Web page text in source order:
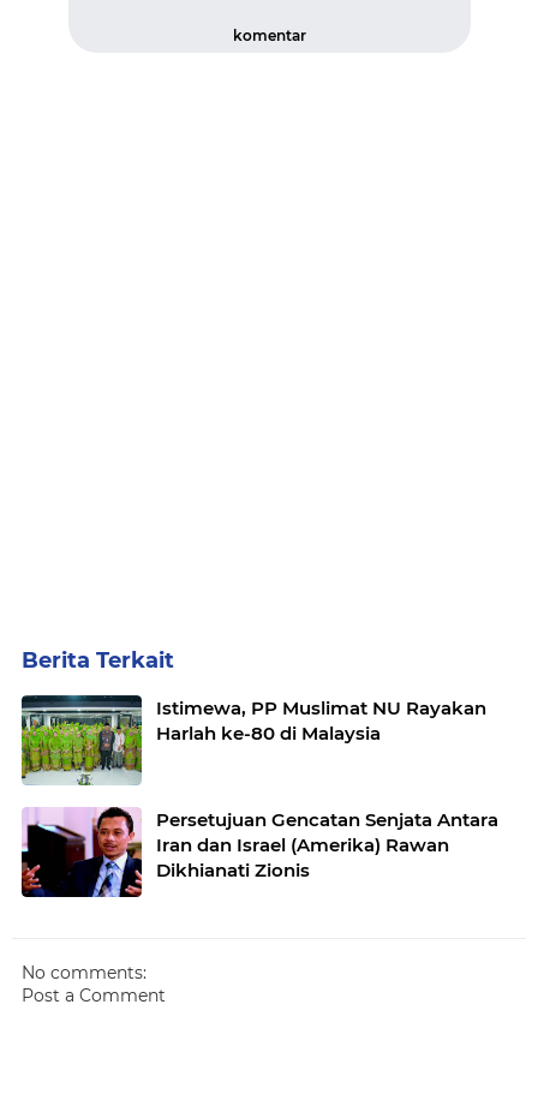
komentar
Berita Terkait
Istimewa, PP Muslimat NU Rayakan
Harlah ke-80 di Malaysia
Persetujuan Gencatan Senjata Antara
Iran dan Israel (Amerika) Rawan
Dikhianati Zionis
No comments:
Post a Comment